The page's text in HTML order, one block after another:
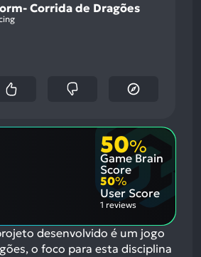
Corrida de Dragões
50%
Game Brain
Score
50%
User Score
1 reviews
desenvolvido é um jogo
o foco para esta disciplina